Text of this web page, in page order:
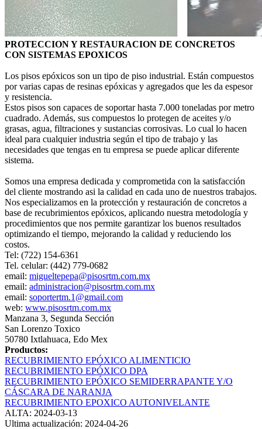
PROTECCION Y RESTAURACION DE CONCRETOS
CON SISTEMAS EPOXICOS
Los pisos epóxicos son un tipo de piso industrial. Están compuestos
por varias capas de resinas epóxicas y agregados que les da espesor
y resistencia.
Estos pisos son capaces de soportar hasta 7.000 toneladas por metro
cuadrado. Además, sus compuestos lo protegen de aceites y/o
grasas, agua, filtraciones y sustancias corrosivas. Lo cual lo hacen
ideal para cualquier industria según el tipo de trabajo y las
necesidades que tengas en tu empresa se puede aplicar diferente
sistema.
Somos una empresa dedicada y comprometida con la satisfacción
del cliente mostrando asi la calidad en cada uno de nuestros trabajos.
Nos especializamos en la protección y restauración de concretos a
base de recubrimientos epóxicos, aplicando nuestra metodología y
procedimientos que nos permite garantizar los buenos resultados
optimizando el tiempo, mejorando la calidad y reduciendo los
costos.
Tel: (722) 154-6361
Tel. celular: (442) 779-0682
email: migueltepepa@pisosrtm.com.mx
email: administracion@pisosrtm.com.mx
email: soportertm.1@gmail.com
web: www.pisosrtm.com.mx
Manzana 3, Segunda Sección
San Lorenzo Toxico
50780 Ixtlahuaca, Edo Mex
Productos:
RECUBRIMIENTO EPÓXICO ALIMENTICIO
RECUBRIMIENTO EPÓXICO DPA
RECUBRIMIENTO EPÓXICO SEMIDERRAPANTE Y/O
CÁSCARA DE NARANJA
RECUBRIMIENTO EPOXICO AUTONIVELANTE
ALTA: 2024-03-13
Ultima actualización: 2024-04-26